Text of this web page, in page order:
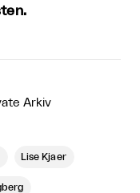
Arkiv
Lise Kjaer